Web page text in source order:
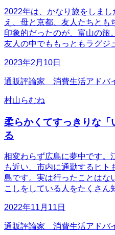
2022年は、かなり旅をしま
え、母と京都、友人たちとも
印象的だったのが、富山の旅
友人の中でももっともラグジ
2023年2月10日
通販評論家 消費生活アドバ
村山らむね
柔らかくてすっきりな「
る
相変わらず広島に夢中です。
も近い、市内に通勤するヒト
島です。実は行ったことはな
こしをしている人をたくさん
2022年11月11日
通販評論家 消費生活アドバ